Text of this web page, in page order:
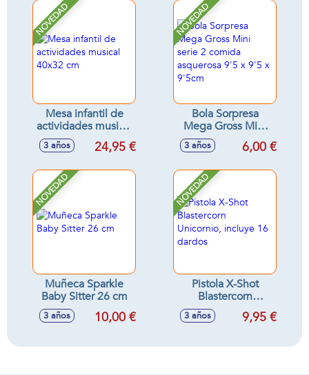
NOVEDAD
Mesa infantil de
actividades musical
40x32 cm
3 años 24,95 €
NOVEDAD
Bola Sorpresa
Mega Gross Mini
serie 2 comida
asquerosa 9'5 x 9'5
3 años 6,00 €
NOVEDAD
Muñeca Sparkle
Baby Sitter 26 cm
3 años 10,00 €
NOVEDAD
Pistola X-Shot
Blastercorn
Unicornio, incluye
16 dardos
3 años 9,95 €